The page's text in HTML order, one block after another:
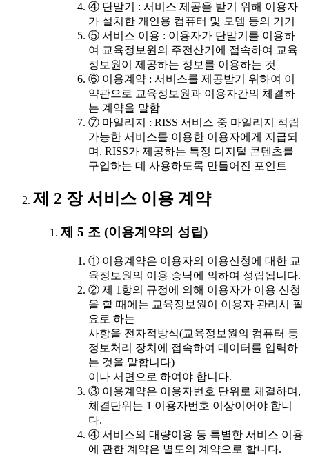
④ 단말기 : 서비스 제공을 받기 위해 이용자
가 설치한 개인용 컴퓨터 및 모뎀 등의 기기
⑤ 서비스 이용 : 이용자가 단말기를 이용하
여 교육정보원의 주전산기에 접속하여 교육
정보원이 제공하는 정보를 이용하는 것
⑥ 이용계약 : 서비스를 제공받기 위하여 이
약관으로 교육정보원과 이용자간의 체결하
는 계약을 말함
⑦ 마일리지 : RISS 서비스 중 마일리지 적립
가능한 서비스를 이용한 이용자에게 지급되
며, RISS가 제공하는 특정 디지털 콘텐츠를
구입하는 데 사용하도록 만들어진 포인트
제 2 장 서비스 이용 계약
제 5 조 (이용계약의 성립)
① 이용계약은 이용자의 이용신청에 대한 교
육정보원의 이용 승낙에 의하여 성립됩니다.
② 제 1항의 규정에 의해 이용자가 이용 신청
을 할 때에는 교육정보원이 이용자 관리시 필
요로 하는
사항을 전자적방식(교육정보원의 컴퓨터 등
정보처리 장치에 접속하여 데이터를 입력하
는 것을 말합니다)
이나 서면으로 하여야 합니다.
③ 이용계약은 이용자번호 단위로 체결하며,
체결단위는 1 이용자번호 이상이어야 합니
다.
④ 서비스의 대량이용 등 특별한 서비스 이용
에 관한 계약은 별도의 계약으로 합니다.